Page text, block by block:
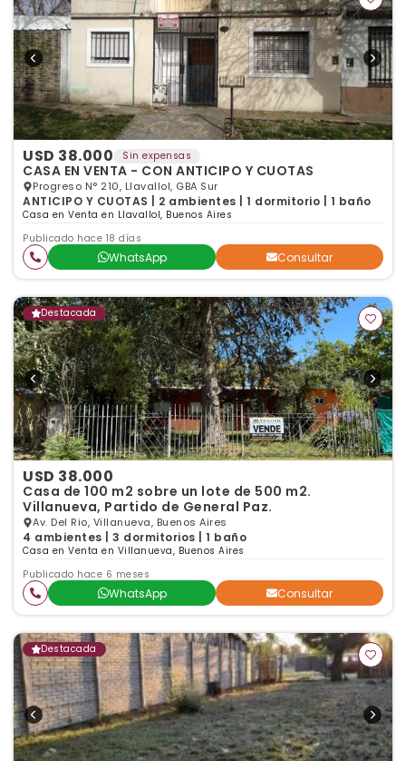
USD 38.000 Sin expensas
CASA EN VENTA - CON ANTICIPO Y CUOTAS
Progreso N° 210, Llavallol, GBA Sur
ANTICIPO Y CUOTAS | 2 ambientes | 1 dormitorio | 1 baño
Casa en Venta en Llavallol, Buenos Aires
Publicado hace 18 días
WhatsApp Consultar
Destacada
USD 38.000
Casa de 100 m2 sobre un lote de 500 m2.
Villanueva, Partido de General Paz.
Av. Del Rio, Villanueva, Buenos Aires
4 ambientes | 3 dormitorios | 1 baño
Casa en Venta en Villanueva, Buenos Aires
Publicado hace 6 meses
WhatsApp Consultar
Destacada